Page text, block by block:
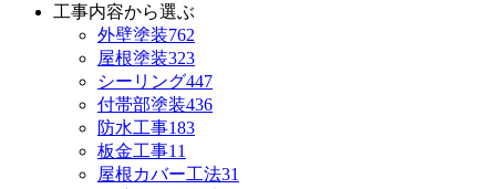
工事内容から選ぶ
外壁塗装762
屋根塗装323
シーリング447
付帯部塗装436
防水工事183
板金工事11
屋根カバー工法31